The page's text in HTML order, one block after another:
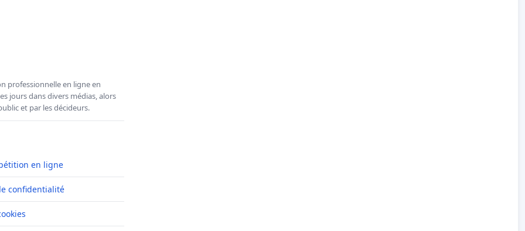
professionnelle en ligne en
jours dans divers médias, alors
et par les décideurs.
en ligne
confidentialité